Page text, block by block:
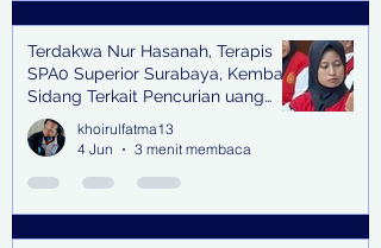
Terdakwa Nur Hasanah, Terapis
SPA0 Superior Surabaya, Kembali
Sidang Terkait Pencurian uang
senilai Rp1,285 M di PN Surabaya
khoirulfatma13
4 Jun
3 menit membaca